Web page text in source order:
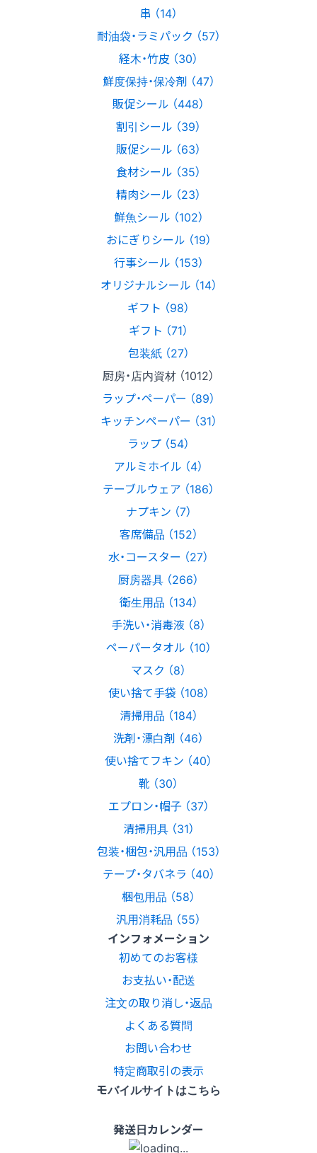
串 （14）
耐油袋・ラミパック （57）
経木・竹皮 （30）
鮮度保持・保冷剤 （47）
販促シール （448）
割引シール （39）
販促シール （63）
食材シール （35）
精肉シール （23）
鮮魚シール （102）
おにぎりシール （19）
行事シール （153）
オリジナルシール （14）
ギフト （98）
ギフト （71）
包装紙 （27）
厨房・店内資材 （1012）
ラップ・ペーパー （89）
キッチンペーパー （31）
ラップ （54）
アルミホイル （4）
テーブルウェア （186）
ナプキン （7）
客席備品 （152）
水・コースター （27）
厨房器具 （266）
衛生用品 （134）
手洗い・消毒液 （8）
ペーパータオル （10）
マスク （8）
使い捨て手袋 （108）
清掃用品 （184）
洗剤・漂白剤 （46）
使い捨てフキン （40）
靴 （30）
エプロン・帽子 （37）
清掃用具 （31）
包装・梱包・汎用品 （153）
テープ・タバネラ （40）
梱包用品 （58）
汎用消耗品 （55）
インフォメーション
初めてのお客様
お支払い・配送
注文の取り消し・返品
よくある質問
お問い合わせ
特定商取引の表示
モバイルサイトはこちら
発送日カレンダー